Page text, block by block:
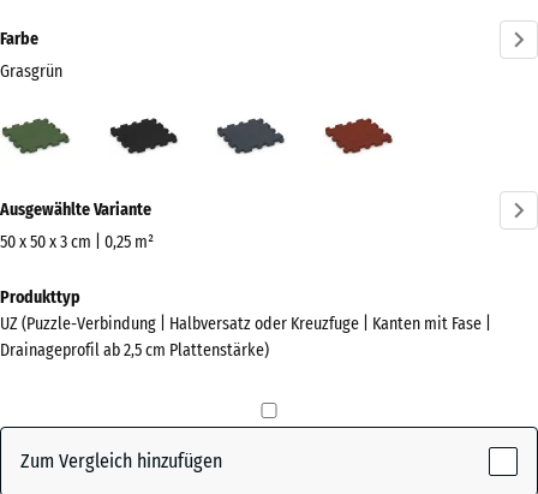
Farbe
Grasgrün
(active)
Schiefergrau
Informationen
zu
Farben?
Farbpalette
Grasgrün(active)
Ausgewählte Variante
50 x 50 x 3 cm | 0,25 m²
Abmessungen
für
den
x
540
Produkttyp
UZ (Puzzle-Verbindung | Halbversatz oder Kreuzfuge | Kanten mit Fase |
Drainageprofil ab 2,5 cm Plattenstärke)
Zum Vergleich hinzufügen